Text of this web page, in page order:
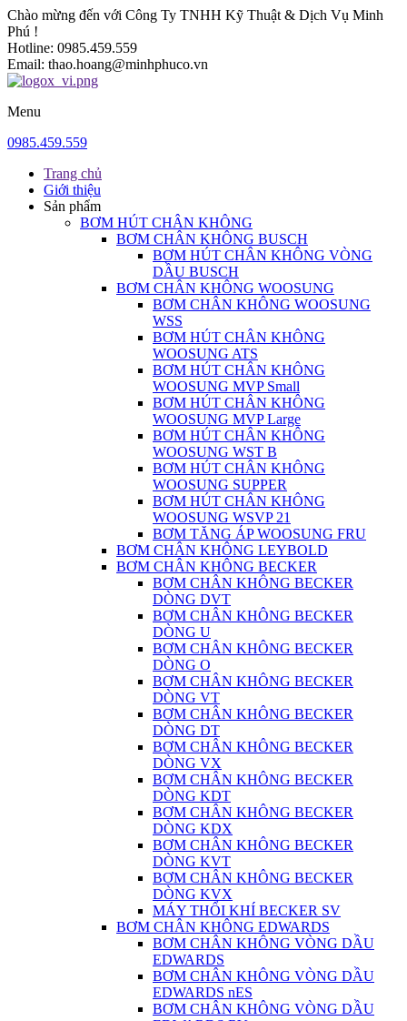
Chào mừng đến với Công Ty TNHH Kỹ Thuật & Dịch Vụ Minh
Phú !
Hotline: 0985.459.559
Email: thao.hoang@minhphuco.vn
Menu
0985.459.559
Trang chủ
Giới thiệu
Sản phẩm
BƠM HÚT CHÂN KHÔNG
BƠM CHÂN KHÔNG BUSCH
BƠM HÚT CHÂN KHÔNG VÒNG
DẦU BUSCH
BƠM CHÂN KHÔNG WOOSUNG
BƠM CHÂN KHÔNG WOOSUNG
WSS
BƠM HÚT CHÂN KHÔNG
WOOSUNG ATS
BƠM HÚT CHÂN KHÔNG
WOOSUNG MVP Small
BƠM HÚT CHÂN KHÔNG
WOOSUNG MVP Large
BƠM HÚT CHÂN KHÔNG
WOOSUNG WST B
BƠM HÚT CHÂN KHÔNG
WOOSUNG SUPPER
BƠM HÚT CHÂN KHÔNG
WOOSUNG WSVP 21
BƠM TĂNG ÁP WOOSUNG FRU
BƠM CHÂN KHÔNG LEYBOLD
BƠM CHÂN KHÔNG BECKER
BƠM CHÂN KHÔNG BECKER
DÒNG DVT
BƠM CHÂN KHÔNG BECKER
DÒNG U
BƠM CHÂN KHÔNG BECKER
DÒNG O
BƠM CHÂN KHÔNG BECKER
DÒNG VT
BƠM CHÂN KHÔNG BECKER
DÒNG DT
BƠM CHÂN KHÔNG BECKER
DÒNG VX
BƠM CHÂN KHÔNG BECKER
DÒNG KDT
BƠM CHÂN KHÔNG BECKER
DÒNG KDX
BƠM CHÂN KHÔNG BECKER
DÒNG KVT
BƠM CHÂN KHÔNG BECKER
DÒNG KVX
MÁY THỔI KHÍ BECKER SV
BƠM CHÂN KHÔNG EDWARDS
BƠM CHÂN KHÔNG VÒNG DẦU
EDWARDS
BƠM CHÂN KHÔNG VÒNG DẦU
EDWARDS nES
BƠM CHÂN KHÔNG VÒNG DẦU